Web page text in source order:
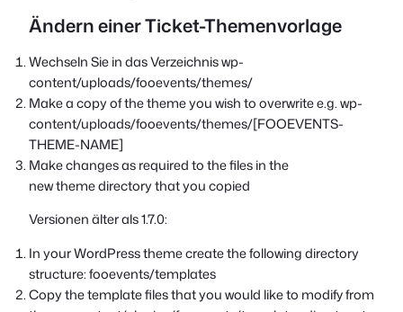
Ändern einer Ticket-Themenvorlage
Wechseln Sie in das Verzeichnis wp-
content/uploads/fooevents/themes/
Make a copy of the theme you wish to overwrite e.g. wp-
content/uploads/fooevents/themes/[FOOEVENTS-
THEME-NAME]
Make changes as required to the files in the
new theme directory that you copied
Versionen älter als 1.7.0:
In your WordPress theme create the following directory
structure: fooevents/templates
Copy the template files that you would like to modify from